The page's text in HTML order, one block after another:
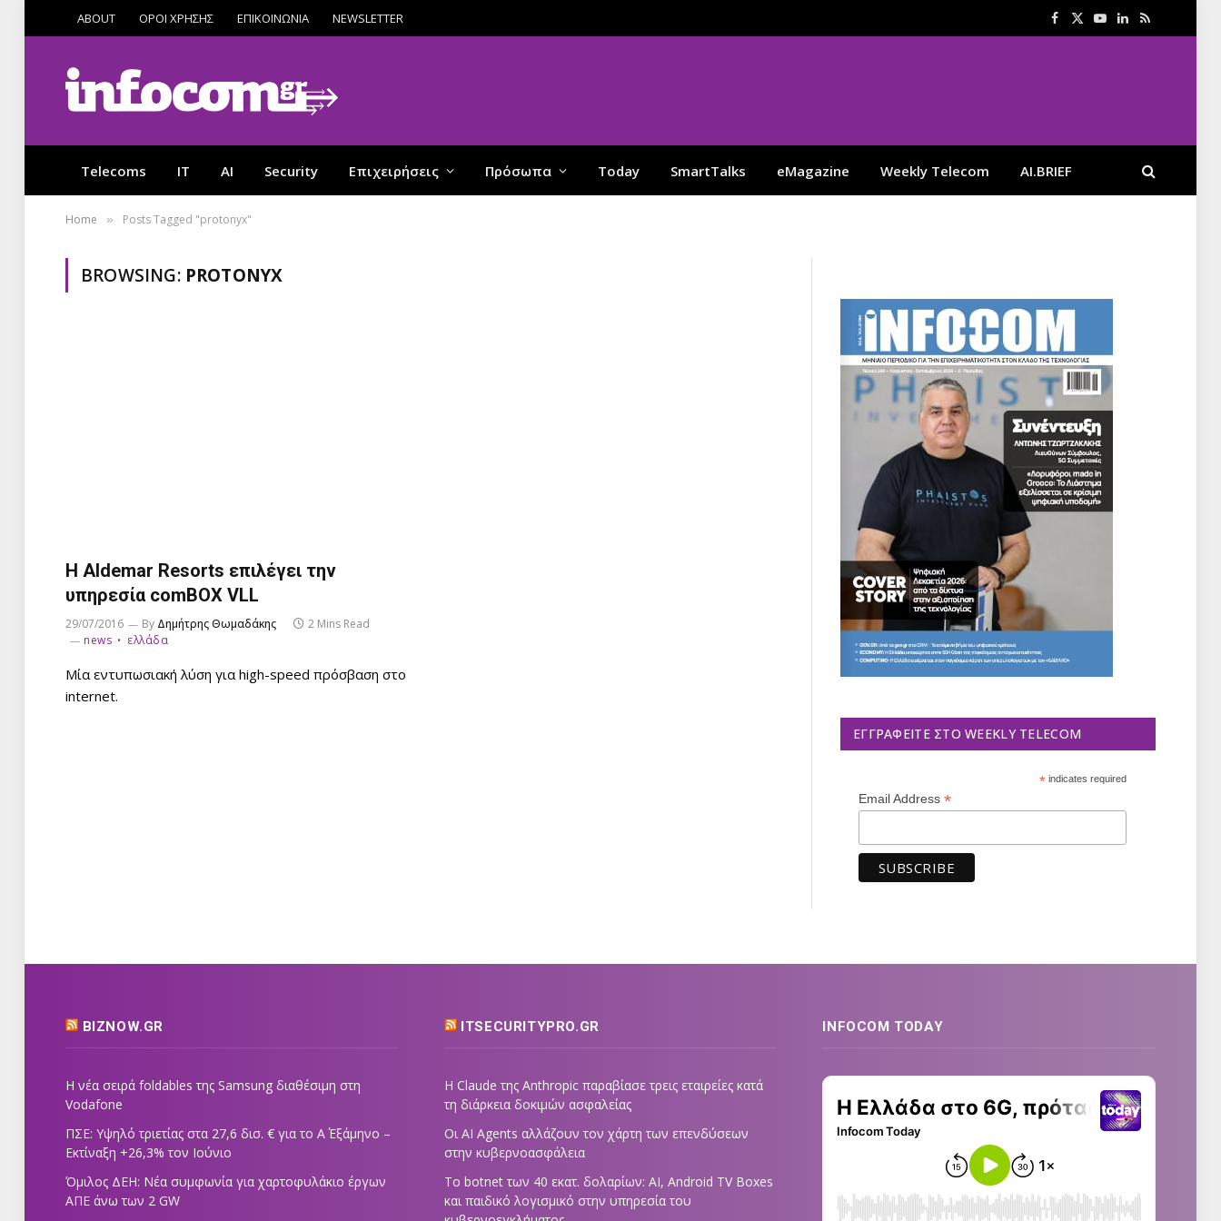
ABOUT ΟΡΟΙ ΧΡΗΣΗΣ ΕΠΙΚΟΙΝΩΝΙΑ NEWSLETTER Facebook
X
YouTube
LinkedIn
RSS
Telecoms IT AI Security Επιχειρήσεις Πρόσωπα Today SmartTalks eMagazine Weekly Telecom AI.BRIEF
Home » Posts Tagged "protonyx"
BROWSING: PROTONYX
Η Aldemar Resorts επιλέγει την
υπηρεσία comBOX VLL
29/07/2016 By Δημήτρης Θωμαδάκης
2 Mins Read
news
ελλάδα
Μία εντυπωσιακή λύση για high-speed πρόσβαση στο
internet.
ΕΓΓΡΑΦΕΊΤΕ ΣΤΟ WEEKLY TELECOM
*indicates required
Email Address *
BIZNOW.GR
Η νέα σειρά foldables της Samsung διαθέσιμη στη
Vodafone
ΠΣΕ: Υψηλό τριετίας στα 27,6 δισ. € για το Α΄ Εξάμηνο –
Εκτίναξη +26,3% τον Ιούνιο
Όμιλος ΔΕΗ: Νέα συμφωνία για χαρτοφυλάκιο έργων
ΑΠΕ άνω των 2 GW
ITSECURITYPRO.GR
Η Claude της Anthropic παραβίασε τρεις εταιρείες κατά
τη διάρκεια δοκιμών ασφαλείας
Οι AI Agents αλλάζουν τον χάρτη των επενδύσεων
στην κυβερνοασφάλεια
Το botnet των 40 εκατ. δολαρίων: AI, Android TV Boxes
και παιδικό λογισμικό στην υπηρεσία του
INFOCOM TODAY